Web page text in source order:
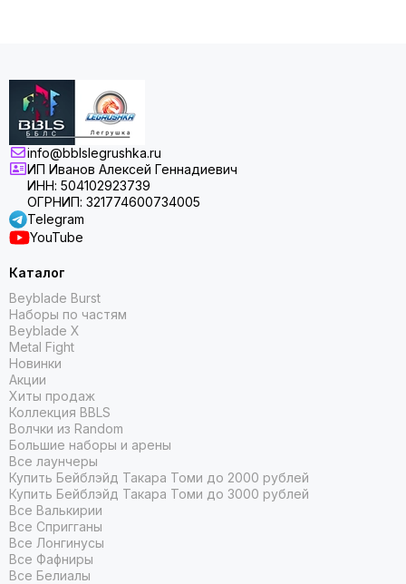
info@bblslegrushka.ru
ИП Иванов Алексей Геннадиевич
ИНН: 504102923739
ОГРНИП: 321774600734005
Telegram
YouTube
Каталог
Beyblade Burst
Наборы по частям
Beyblade X
Metal Fight
Новинки
Акции
Хиты продаж
Коллекция BBLS
Волчки из Random
Большие наборы и арены
Все лаунчеры
Купить Бейблэйд Такара Томи до 2000 рублей
Купить Бейблэйд Такара Томи до 3000 рублей
Все Валькирии
Все Спригганы
Все Лонгинусы
Все Фафниры
Все Белиалы